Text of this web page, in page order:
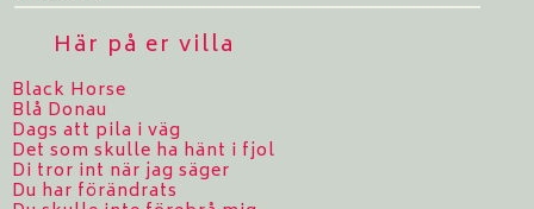
Här på er villa
Black Horse
Blå Donau
Dags att pila i väg
Det som skulle ha hänt i fjol
Di tror int när jag säger
Du har förändrats